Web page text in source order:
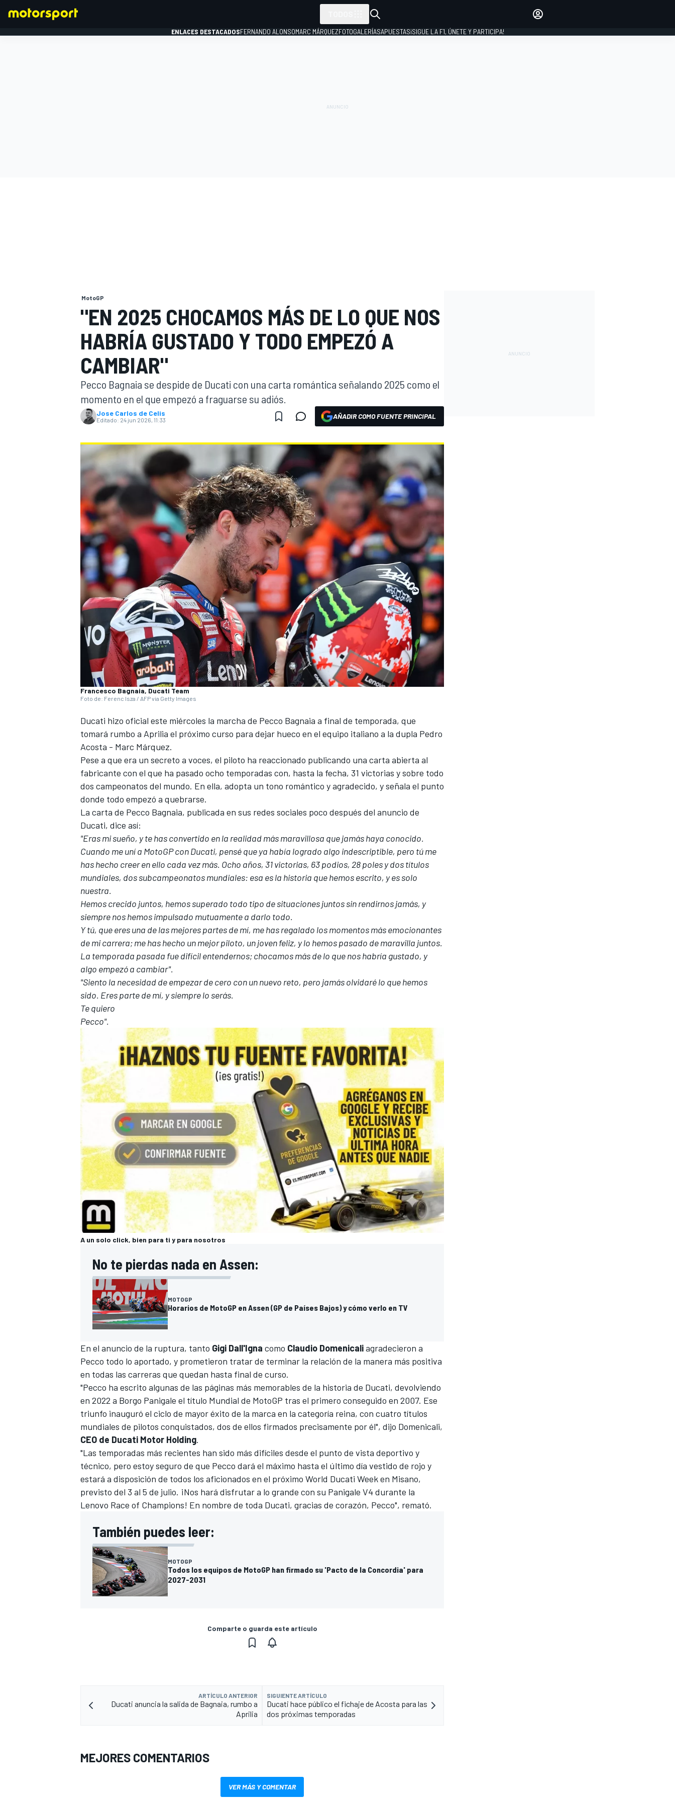
WEC FÓRMULA E
MÁS CATEGORÍAS
ENLACES DESTACADOSFERNANDO ALONSOMARC MÁRQUEZFOTOGALERÍASAPUESTAS¡SIGUE LA F1, ÚNETE Y PARTICIPA!
MotoGP
"EN 2025 CHOCAMOS MÁS DE LO QUE NOS
HABRÍA GUSTADO Y TODO EMPEZÓ A
CAMBIAR"
Pecco Bagnaia se despide de Ducati con una carta romántica señalando 2025 como el
momento en el que empezó a fraguarse su adiós.
Jose Carlos de Celis
Editado: 24 jun 2026, 11:33 AÑADIR COMO FUENTE PRINCIPAL
Francesco Bagnaia, Ducati Team
Foto de: Ferenc Isza / AFP via Getty Images
Ducati hizo oficial este miércoles la marcha de Pecco Bagnaia a final de temporada, que
tomará rumbo a Aprilia el próximo curso para dejar hueco en el equipo italiano a la dupla Pedro
Acosta - Marc Márquez.
Pese a que era un secreto a voces, el piloto ha reaccionado publicando una carta abierta al
fabricante con el que ha pasado ocho temporadas con, hasta la fecha, 31 victorias y sobre todo
dos campeonatos del mundo. En ella, adopta un tono romántico y agradecido, y señala el punto
donde todo empezó a quebrarse.
La carta de Pecco Bagnaia, publicada en sus redes sociales poco después del anuncio de
Ducati, dice así:
"Eras mi sueño, y te has convertido en la realidad más maravillosa que jamás haya conocido.
Cuando me uní a MotoGP con Ducati, pensé que ya había logrado algo indescriptible, pero tú me
has hecho creer en ello cada vez más. Ocho años, 31 victorias, 63 podios, 28 poles y dos títulos
mundiales, dos subcampeonatos mundiales: esa es la historia que hemos escrito, y es solo
nuestra.
Hemos crecido juntos, hemos superado todo tipo de situaciones juntos sin rendirnos jamás, y
siempre nos hemos impulsado mutuamente a darlo todo.
Y tú, que eres una de las mejores partes de mí, me has regalado los momentos más emocionantes
de mi carrera; me has hecho un mejor piloto, un joven feliz, y lo hemos pasado de maravilla juntos.
La temporada pasada fue difícil entendernos; chocamos más de lo que nos habría gustado, y
algo empezó a cambiar".
"Siento la necesidad de empezar de cero con un nuevo reto, pero jamás olvidaré lo que hemos
sido. Eres parte de mí, y siempre lo serás.
Te quiero
Pecco".
A un solo click, bien para ti y para nosotros
No te pierdas nada en Assen:
MOTOGP
Horarios de MotoGP en Assen (GP de Países Bajos) y cómo verlo en TV
En el anuncio de la ruptura, tanto Gigi Dall'Igna como Claudio Domenicaliagradecieron a
Pecco todo lo aportado, y prometieron tratar de terminar la relación de la manera más positiva
en todas las carreras que quedan hasta final de curso.
"Pecco ha escrito algunas de las páginas más memorables de la historia de Ducati, devolviendo
en 2022 a Borgo Panigale el título Mundial de MotoGP tras el primero conseguido en 2007. Ese
triunfo inauguró el ciclo de mayor éxito de la marca en la categoría reina, con cuatro títulos
mundiales de pilotos conquistados, dos de ellos firmados precisamente por él", dijo Domenicali,
CEO de Ducati Motor Holding.
"Las temporadas más recientes han sido más difíciles desde el punto de vista deportivo y
técnico, pero estoy seguro de que Pecco dará el máximo hasta el último día vestido de rojo y
estará a disposición de todos los aficionados en el próximo World Ducati Week en Misano,
previsto del 3 al 5 de julio. ¡Nos hará disfrutar a lo grande con su Panigale V4 durante la
Lenovo Race of Champions! En nombre de toda Ducati, gracias de corazón, Pecco", remató.
También puedes leer:
MOTOGP
Todos los equipos de MotoGP han firmado su 'Pacto de la Concordia' para
2027-2031
Comparte o guarda este artículo
ARTÍCULO ANTERIOR
Ducati anuncia la salida de Bagnaia, rumbo a
Aprilia
SIGUIENTE ARTÍCULO
Ducati hace público el fichaje de Acosta para las
dos próximas temporadas
MEJORES COMENTARIOS
VER MÁS Y COMENTAR